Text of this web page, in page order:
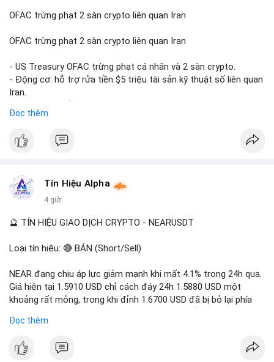
OFAC trừng phạt 2 sàn crypto liên quan Iran
OFAC trừng phạt 2 sàn crypto liên quan Iran
- US Treasury OFAC trừng phạt cá nhân và 2 sàn crypto.
- Động cơ: hỗ trợ rửa tiền $5 triệu tài sản kỹ thuật số liên quan
Iran.
- Tác động: rủi ro cho thị trường crypto, tăng áp lực pháp lý.
#binancesquare
#vlikevn #titanbot
📰 Nguồn: Cointelegraph
Đọc thêm
Tín Hiệu Alpha
4 giờ
🔮 TÍN HIỆU GIAO DỊCH CRYPTO - NEARUSDT
Loại tín hiệu: 🔴 BÁN (Short/Sell)
NEAR đang chịu áp lực giảm mạnh khi mất 4.1% trong 24h qua.
Giá hiện tại 1.5910 USD chỉ cách đáy 24h 1.5880 USD một
khoảng rất mỏng, trong khi đỉnh 1.6700 USD đã bị bỏ lại phía
kiểm soát hoàn toàn. Khối lượng giao dịch 10.29 triệu NEAR
tiếp diễn.
Đọc thêm